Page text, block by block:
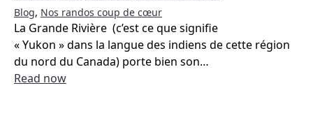
Blog, Nos randos coup de cœur
La Grande Rivière (c’est ce que signifie
« Yukon » dans la langue des indiens de cette région
du nord du Canada) porte bien son…
Read now